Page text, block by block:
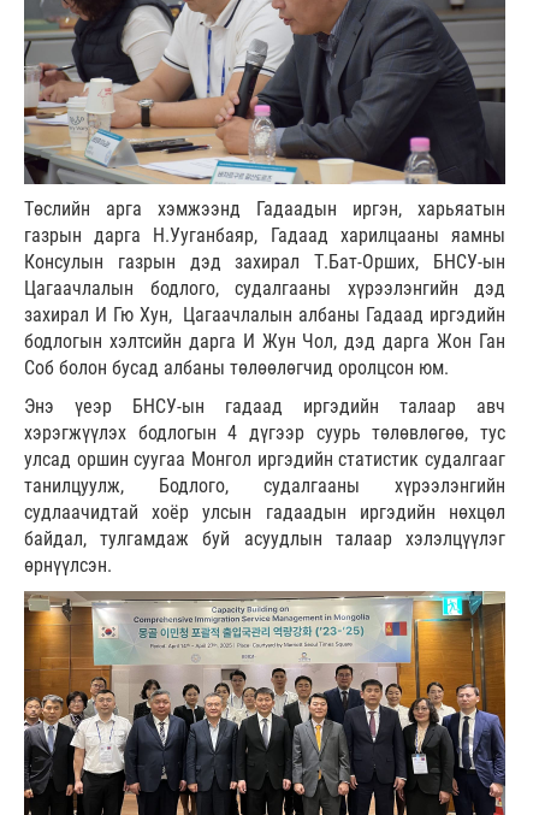
Төслийн арга хэмжээнд Гадаадын иргэн, харьяатын
газрын дарга Н.Ууганбаяр, Гадаад харилцааны яамны
Консулын газрын дэд захирал Т.Бат-Орших, БНСУ-ын
Цагаачлалын бодлого, судалгааны хүрээлэнгийн дэд
захирал И Гю Хун, Цагаачлалын албаны Гадаад иргэдийн
бодлогын хэлтсийн дарга И Жун Чол, дэд дарга Жон Ган
Соб болон бусад албаны төлөөлөгчид оролцсон юм.
Энэ үеэр БНСУ-ын гадаад иргэдийн талаар авч
хэрэгжүүлэх бодлогын 4 дүгээр суурь төлөвлөгөө, тус
улсад оршин суугаа Монгол иргэдийн статистик судалгааг
танилцуулж, Бодлого, судалгааны хүрээлэнгийн
судлаачидтай хоёр улсын гадаадын иргэдийн нөхцөл
байдал, тулгамдаж буй асуудлын талаар хэлэлцүүлэг
өрнүүлсэн.